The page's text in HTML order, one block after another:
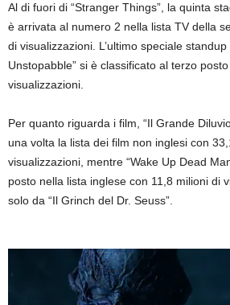
Al di fuori di “Stranger Things”, la quinta
è arrivata al numero 2 nella lista TV della
di visualizzazioni. L’ultimo speciale
Unstopabble” si è classificato al terzo
visualizzazioni.
Per quanto riguarda i film, “Il Grande
una volta la lista dei film non inglesi con
visualizzazioni, mentre “Wake Up Dead
posto nella lista inglese con 11,8 milioni di
solo da “Il Grinch del Dr. Seuss”.